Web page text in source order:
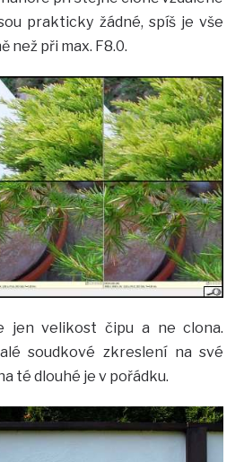
prakticky žádné, spíš je vše
než při max. F8.0.
jen velikost čipu a ne clona.
soudkové zkreslení na své
té dlouhé je v pořádku.